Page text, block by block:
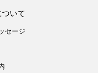
いて
セージ